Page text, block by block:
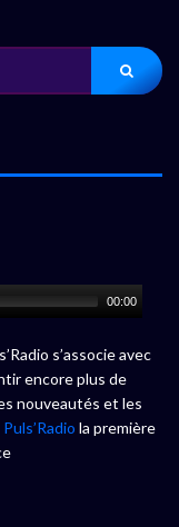
00:00
s’associe avec
encore plus de
nouveautés et les
Puls’Radio la première